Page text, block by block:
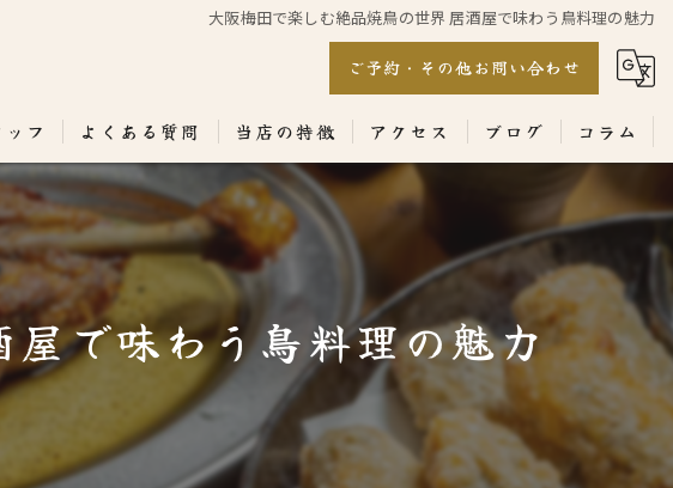
大阪梅田で楽しむ絶品焼鳥の世界 居酒屋で味わう鳥料理の魅力
ご予約・その他お問い合わせ
ッフ よくある質問 当店の特徴
居酒屋
専門店
ランチ
テイクアウト
コース
アクセス ブログ コラム
で味わう鳥料理の魅力